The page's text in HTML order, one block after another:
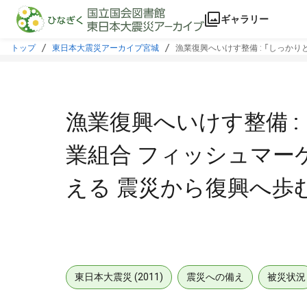
本文に飛ぶ
ギャラリー
トップ 東日本大震災アーカイブ宮城 漁業復興へいけす整備 : 「しっか
漁業復興へいけす整備 :
業組合 フィッシュマー
える 震災から復興へ歩
東日本大震災 (2011) 震災への備え 被災状況